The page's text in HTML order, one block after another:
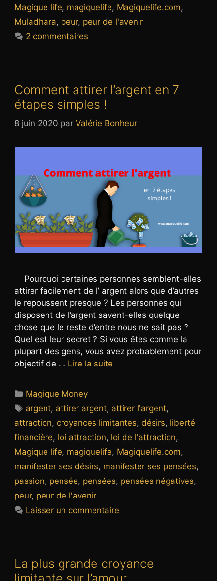
Magique life, magiquelife, Magiquelife.com,
Muladhara, peur, peur de l'avenir
2 commentaires
Comment attirer l’argent en 7
étapes simples !
8 juin 2020 par Valérie Bonheur
Pourquoi certaines personnes semblent-elles
attirer facilement de l’ argent alors que d’autres
le repoussent presque ? Les personnes qui
disposent de l’argent savent-elles quelque
chose que le reste d’entre nous ne sait pas ?
Quel est leur secret ? Si vous êtes comme la
plupart des gens, vous avez probablement pour
objectif de … Lire la suite
Catégories
Magique Money
Étiquettes
argent, attirer argent, attirer l'argent,
attraction, croyances limitantes, désirs, liberté
financière, loi attraction, loi de l'attraction,
Magique life, magiquelife, Magiquelife.com,
manifester ses désirs, manifester ses pensées,
passion, pensée, pensées, pensées négatives,
peur, peur de l'avenir
Laisser un commentaire
La plus grande croyance
limitante sur l’amour